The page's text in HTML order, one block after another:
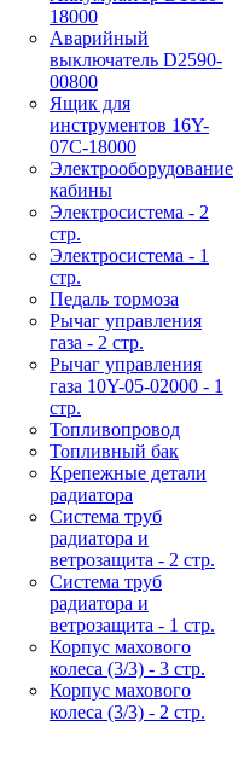
18000
Аварийный
выключатель D2590-
00800
Ящик для
инструментов 16Y-
07С-18000
Электрооборудование
кабины
Электросистема - 2
стр.
Электросистема - 1
стр.
Педаль тормоза
Рычаг управления
газа - 2 стр.
Рычаг управления
газа 10Y-05-02000 - 1
стр.
Топливопровод
Топливный бак
Крепежные детали
радиатора
Система труб
радиатора и
ветрозащита - 2 стр.
Система труб
радиатора и
ветрозащита - 1 стр.
Корпус махового
колеса (3/3) - 3 стр.
Корпус махового
колеса (3/3) - 2 стр.